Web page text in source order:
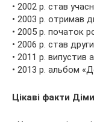
• 2002 р. став
• 2003 р. отримав
• 2005 р. початок
• 2006 р. став
• 2011 р. випустив
• 2013 р. альбом
Цікаві факти